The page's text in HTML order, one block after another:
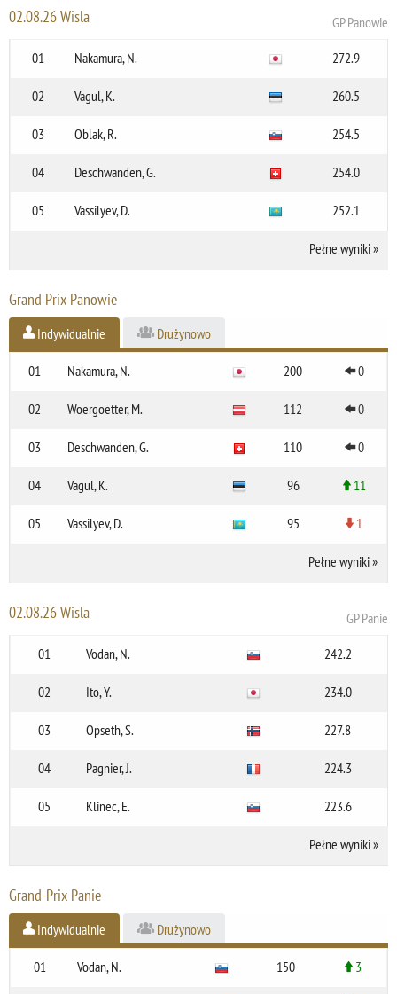
02.08.26 Wisla
GP Panowie
01
Nakamura, N. 272.9
02 Vagul, K. 260.5
03 Oblak, R. 254.5
04 Deschwanden, G. 254.0
05 Vassilyev, D. 252.1
Pełne wyniki»
Grand Prix Panowie
Indywidualnie Drużynowo
01 Nakamura, N. 200 0
02 Woergoetter, M. 112 0
03 Deschwanden, G. 110 0
04 Vagul, K. 96 11
05 Vassilyev, D. 95 1
Pełne wyniki»
02.08.26 Wisla
GP Panie
01
Vodan, N. 242.2
02 Ito, Y. 234.0
03 Opseth, S. 227.8
04 Pagnier, J. 224.3
05 Klinec, E. 223.6
Pełne wyniki»
Grand-Prix Panie
Indywidualnie Drużynowo
01 Vodan, N. 150 3